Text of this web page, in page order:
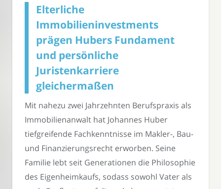
Elterliche
Immobilieninvestments
prägen Hubers Fundament
und persönliche
Juristenkarriere
gleichermaßen
Mit nahezu zwei Jahrzehnten Berufspraxis als
Immobilienanwalt hat Johannes Huber
tiefgreifende Fachkenntnisse im Makler-, Bau-
und Finanzierungsrecht erworben. Seine
Familie lebt seit Generationen die Philosophie
des Eigenheimkaufs, sodass sowohl Vater als